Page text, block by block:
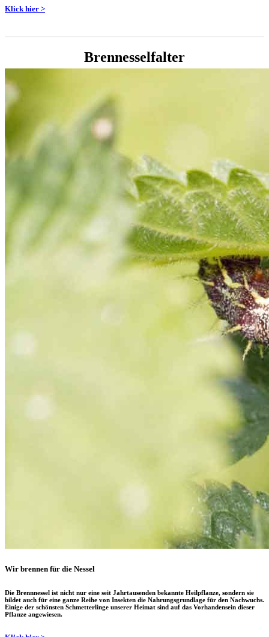
Klick hier >
Brennesselfalter
Wir brennen für die Nessel
Die Brennnessel ist nicht nur eine seit Jahrtausenden bekannte Heilpflanze, sondern sie
bildet auch für eine ganze Reihe von Insekten die Nahrungsgrundlage für den Nachwuchs.
Einige der schönsten Schmetterlinge unserer Heimat sind auf das Vorhandensein dieser
Pflanze angewiesen.